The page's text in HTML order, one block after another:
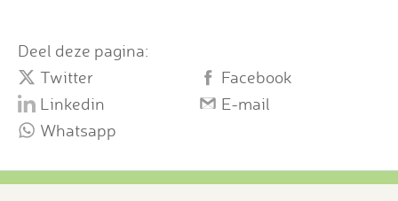
Deel deze pagina:
Twitter
Facebook
Linkedin
E-mail
Whatsapp